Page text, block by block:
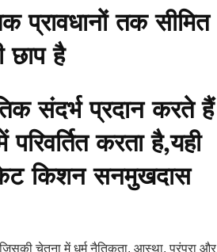
प्रावधानों तक सीमित
छाप है
संदर्भ प्रदान करते हैं
करता है,यही
किशन सनमुखदास
चेतना में धर्म नैतिकता, आस्था, परंपरा और